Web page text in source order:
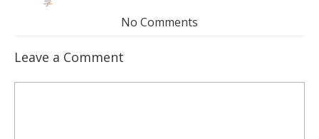
No Comments
Leave a Comment